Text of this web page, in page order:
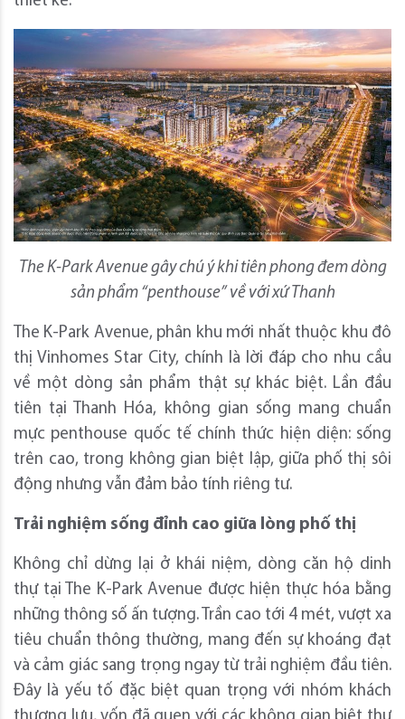
The K-Park Avenue gây chú ý khi tiên phong đem dòng
sản phẩm “penthouse” về với xứ Thanh
The K-Park Avenue, phân khu mới nhất thuộc khu đô
thị Vinhomes Star City, chính là lời đáp cho nhu cầu
về một dòng sản phẩm thật sự khác biệt. Lần đầu
tiên tại Thanh Hóa, không gian sống mang chuẩn
mực penthouse quốc tế chính thức hiện diện: sống
trên cao, trong không gian biệt lập, giữa phố thị sôi
động nhưng vẫn đảm bảo tính riêng tư.
Trải nghiệm sống đỉnh cao giữa lòng phố thị
Không chỉ dừng lại ở khái niệm, dòng căn hộ dinh
thự tại The K-Park Avenue được hiện thực hóa bằng
những thông số ấn tượng. Trần cao tới 4 mét, vượt xa
tiêu chuẩn thông thường, mang đến sự khoáng đạt
và cảm giác sang trọng ngay từ trải nghiệm đầu tiên.
Đây là yếu tố đặc biệt quan trọng với nhóm khách